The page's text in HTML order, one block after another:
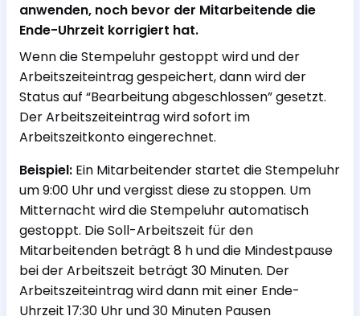
anwenden, noch bevor der Mitarbeitende die
Ende-Uhrzeit korrigiert hat.
Wenn die Stempeluhr gestoppt wird und der
Arbeitszeiteintrag gespeichert, dann wird der
Status auf “Bearbeitung abgeschlossen” gesetzt.
Der Arbeitszeiteintrag wird sofort im
Arbeitszeitkonto eingerechnet.
Beispiel: Ein Mitarbeitender startet die Stempeluhr
um 9:00 Uhr und vergisst diese zu stoppen. Um
Mitternacht wird die Stempeluhr automatisch
gestoppt. Die Soll-Arbeitszeit für den
Mitarbeitenden beträgt 8 h und die Mindestpause
bei der Arbeitszeit beträgt 30 Minuten. Der
Arbeitszeiteintrag wird dann mit einer Ende-
Uhrzeit 17:30 Uhr und 30 Minuten Pausen